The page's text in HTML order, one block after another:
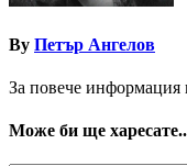
By Петър Ангелов
За повече информация
Може би ще харесате..